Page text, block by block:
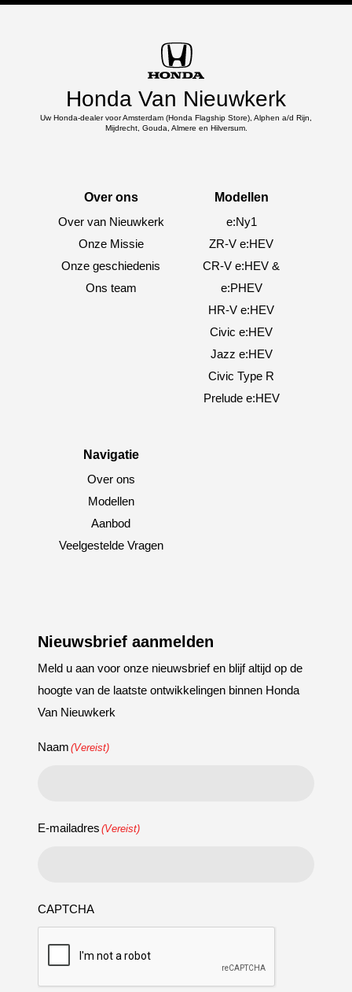
Honda Van Nieuwkerk
Uw Honda-dealer voor Amsterdam (Honda Flagship Store), Alphen a/d Rijn,
Mijdrecht, Gouda, Almere en Hilversum.
Over ons
Over van Nieuwkerk
Onze Missie
Onze geschiedenis
Ons team
Modellen
e:Ny1
ZR-V e:HEV
CR-V e:HEV &
e:PHEV
HR-V e:HEV
Civic e:HEV
Jazz e:HEV
Civic Type R
Prelude e:HEV
Navigatie
Over ons
Modellen
Aanbod
Veelgestelde Vragen
Nieuwsbrief aanmelden
Meld u aan voor onze nieuwsbrief en blijf altijd op de
hoogte van de laatste ontwikkelingen binnen Honda
Van Nieuwkerk
Naam (Vereist)
E-mailadres (Vereist)
CAPTCHA